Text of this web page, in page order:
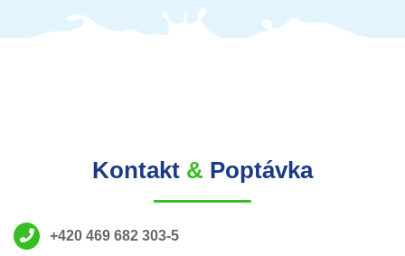
Kontakt & Poptávka
+420 469 682 303-5